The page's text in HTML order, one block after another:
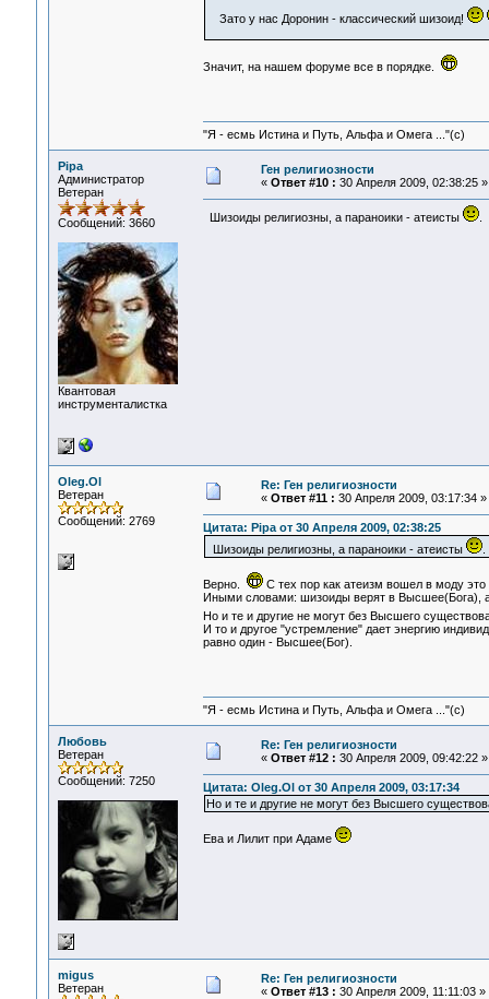
Зато у нас Доронин - классический шизоид!
Значит, на нашем форуме все в порядке.
"Я - есмь Истина и Путь, Альфа и Омега ..."(с)
Pipa
Администратор
Ветеран
Сообщений: 3660
Квантовая
инструменталистка
Ген религиозности
« Ответ #10 : 30 Апреля 2009, 02:38:25 »
Шизоиды религиозны, а параноики - атеисты .
Oleg.Ol
Ветеран
Сообщений: 2769
Re: Ген религиозности
« Ответ #11 : 30 Апреля 2009, 03:17:34 »
Цитата: Pipa от 30 Апреля 2009, 02:38:25
Шизоиды религиозны, а параноики - атеисты
.
Верно.
С тех пор как атеизм вошел в моду
Иными словами: шизоиды верят в Высшее(Бога),
Но и те и другие не могут без Высшего
И то и другое "устремление" дает энергию
равно один - Высшее(Бог).
"Я - есмь Истина и Путь, Альфа и Омега ..."(с)
Любовь
Ветеран
Сообщений: 7250
Re: Ген религиозности
« Ответ #12 : 30 Апреля 2009, 09:42:22 »
Цитата: Oleg.Ol от 30 Апреля 2009, 03:17:34
Но и те и другие не могут без Высшего
Ева и Лилит при Адаме
migus
Ветеран
Re: Ген религиозности
« Ответ #13 : 30 Апреля 2009, 11:11:03 »